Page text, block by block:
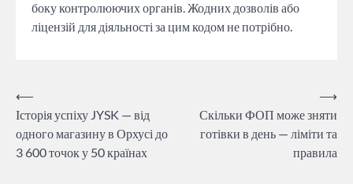
боку контролюючих органів. Жодних дозволів або
ліцензій для діяльності за цим кодом не потрібно.
Навігація
записів
⟵
Історія успіху JYSK — від
одного магазину в Орхусі до
3 600 точок у 50 країнах
Скільки ФОП може зняти
готівки в день — ліміти та
правила
⟶